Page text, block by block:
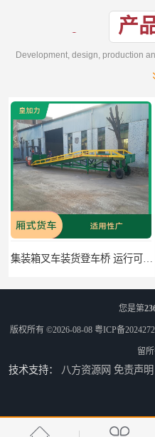
产
您是第
版权所有 ©2026-08-08 粤ICP备
留所
技术支持： 八方资源网 免责声明